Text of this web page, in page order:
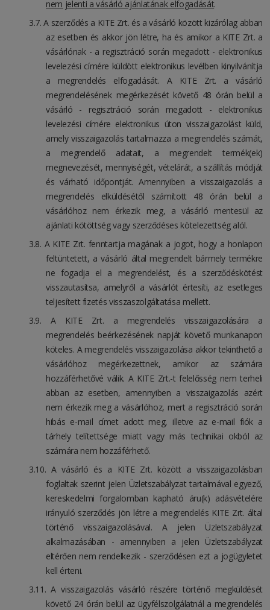
nem jelenti a vásárló ajánlatának elfogadását.
A szerződés a KITE Zrt. és a vásárló között kizárólag abban
az esetben és akkor jön létre, ha és amikor a KITE Zrt. a
vásárlónak - a regisztráció során megadott - elektronikus
levelezési címére küldött elektronikus levélben kinyilvánítja
a megrendelés elfogadását. A KITE Zrt. a vásárló
megrendelésének megérkezését követő 48 órán belül a
vásárló - regisztráció során megadott - elektronikus
levelezési címére elektronikus úton visszaigazolást küld,
amely visszaigazolás tartalmazza a megrendelés számát,
a megrendelő adatait, a megrendelt termék(ek)
megnevezését, mennyiségét, vételárát, a szállítás módját
és várható időpontját. Amennyiben a visszaigazolás a
megrendelés elküldésétől számított 48 órán belül a
vásárlóhoz nem érkezik meg, a vásárló mentesül az
ajánlati kötöttség vagy szerződéses kötelezettség alól.
A KITE Zrt. fenntartja magának a jogot, hogy a honlapon
feltüntetett, a vásárló által megrendelt bármely termékre
ne fogadja el a megrendelést, és a szerződéskötést
visszautasítsa, amelyről a vásárlót értesíti, az esetleges
teljesített fizetés visszaszolgáltatása mellett.
A KITE Zrt. a megrendelés visszaigazolására a
megrendelés beérkezésének napját követő munkanapon
köteles. A megrendelés visszaigazolása akkor tekinthető a
vásárlóhoz megérkezettnek, amikor az számára
hozzáférhetővé válik. A KITE Zrt.-t felelősség nem terheli
abban az esetben, amennyiben a visszaigazolás azért
nem érkezik meg a vásárlóhoz, mert a regisztráció során
hibás e-mail címet adott meg, illetve az e-mail fiók a
tárhely telítettsége miatt vagy más technikai okból az
számára nem hozzáférhető.
A vásárló és a KITE Zrt. között a visszaigazolásban
foglaltak szerint jelen Üzletszabályzat tartalmával egyező,
kereskedelmi forgalomban kapható áru(k) adásvételére
irányuló szerződés jön létre a megrendelés KITE Zrt. által
történő visszaigazolásával. A jelen Üzletszabályzat
alkalmazásában - amennyiben a jelen Üzletszabályzat
eltérően nem rendelkezik - szerződésen ezt a jogügyletet
kell érteni.
A visszaigazolás vásárló részére történő megküldését
követő 24 órán belül az ügyfélszolgálatnál a megrendelés